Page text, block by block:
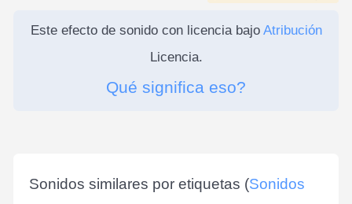
Este efecto de sonido con licencia bajo Atribución
Licencia.
Qué significa eso?
Sonidos similares por etiquetas (Sonidos